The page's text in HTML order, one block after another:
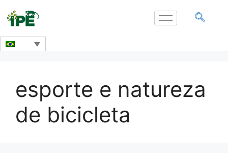
esporte e natureza
de bicicleta